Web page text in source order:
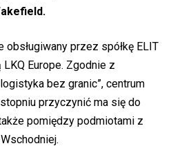
przez spółkę ELIT
Europe. Zgodnie z
bez granic”, centrum
przyczynić ma się do
pomiędzy podmiotami z